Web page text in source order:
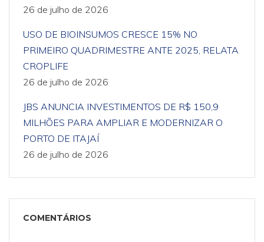
26 de julho de 2026
USO DE BIOINSUMOS CRESCE 15% NO
PRIMEIRO QUADRIMESTRE ANTE 2025, RELATA
CROPLIFE
26 de julho de 2026
JBS ANUNCIA INVESTIMENTOS DE R$ 150,9
MILHÕES PARA AMPLIAR E MODERNIZAR O
PORTO DE ITAJAÍ
26 de julho de 2026
COMENTÁRIOS